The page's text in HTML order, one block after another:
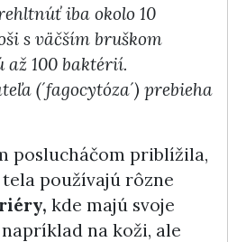
iba okolo 10
s väčším bruškom
100 baktérií.
(´fagocytóza´) prebieha
poslucháčom priblížila,
používajú rôzne
kde majú svoje
na koži, ale